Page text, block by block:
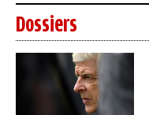
Dossiers